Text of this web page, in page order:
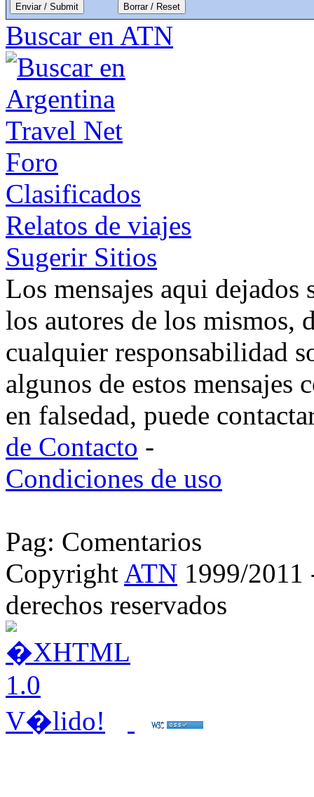
Enviar / Submit
Buscar en ATN
Foro
Clasificados
Relatos de viajes
Sugerir Sitios
Los mensajes aqui
los autores de los mismos,
cualquier responsabilidad
algunos de estos
en falsedad, puede
de Contacto -
Condiciones de uso
Pag: Comentarios
Copyright ATN 1999/2011
derechos reservados